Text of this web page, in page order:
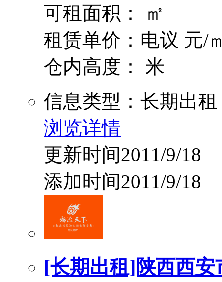
可租面积： ㎡
租赁单价：电议 元/
仓内高度： 米
信息类型：长期出租
浏览详情
更新时间2011/9/18
添加时间2011/9/18
[长期出租]陕西西安